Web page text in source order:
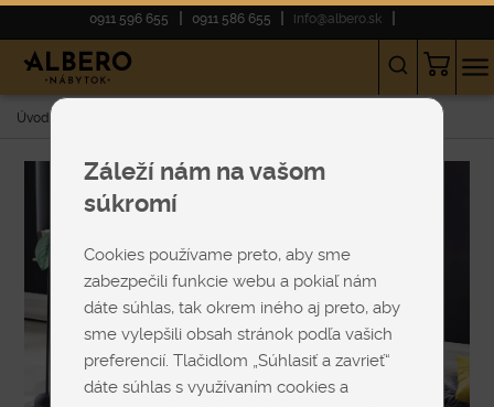
0911 596 655 0911 586 655 info@albero.sk
Úvod
Záleží nám na vašom
súkromí
Cookies používame preto, aby sme
zabezpečili funkcie webu a pokiaľ nám
dáte súhlas, tak okrem iného aj preto, aby
sme vylepšili obsah stránok podľa vašich
preferencií. Tlačidlom „Súhlasiť a zavrieť“
dáte súhlas s využívaním cookies a